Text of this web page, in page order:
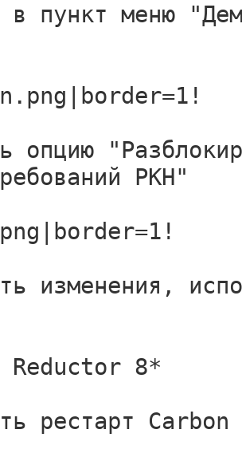
в пункт меню
опцию
РКН"
изменения,
Reductor 8*
рестарт